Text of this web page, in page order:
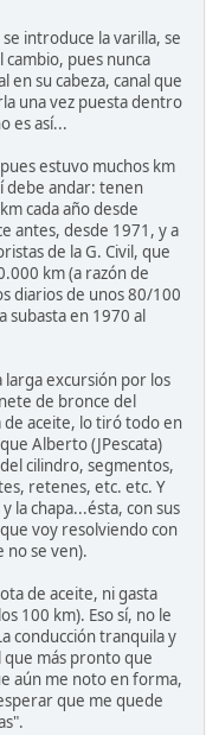
introduce la varilla, se
cambio, pues nunca
en su cabeza, canal que
una vez puesta dentro
es así...
estuvo muchos km
debe andar: tenen
cada año desde
antes, desde 1971, y a
de la G. Civil, que
km (a razón de
diarios de unos 80/100
subasta en 1970 al
larga excursión por los
de bronce del
aceite, lo tiró todo en
Alberto (JPescata)
cilindro, segmentos,
retenes, etc. etc. Y
la chapa...ésta, con sus
voy resolviendo con
se ven).
de aceite, ni gasta
100 km). Eso sí, no le
conducción tranquila y
que más pronto que
aún me noto en forma,
que me quede